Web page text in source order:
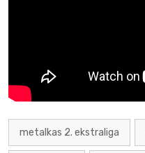
metalkas 2. ekstraliga